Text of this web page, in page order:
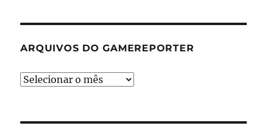
ARQUIVOS DO GAMEREPORTER
Arquivos